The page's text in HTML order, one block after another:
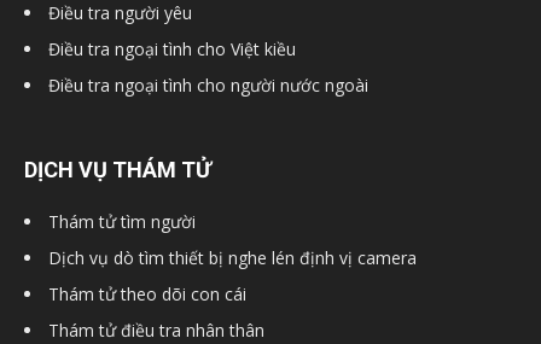
Điều tra người yêu
Điều tra ngoại tình cho Việt kiều
Điều tra ngoại tình cho người nước ngoài
DỊCH VỤ THÁM TỬ
Thám tử tìm người
Dịch vụ dò tìm thiết bị nghe lén định vị camera
Thám tử theo dõi con cái
Thám tử điều tra nhân thân